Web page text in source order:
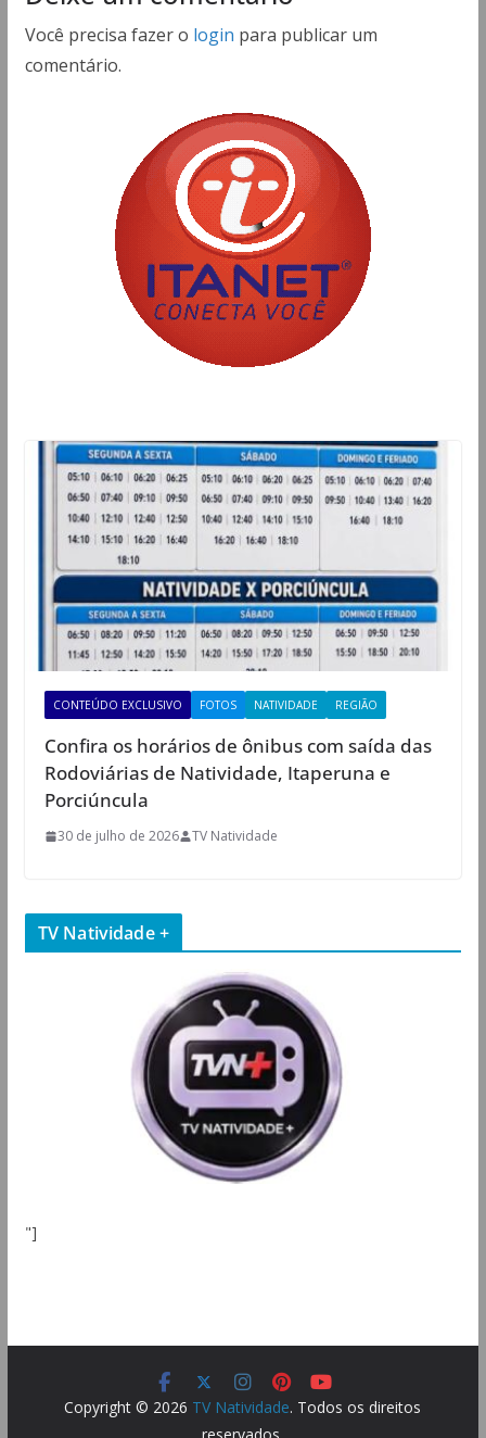
Você precisa fazer o login para publicar um
comentário.
CONTEÚDO EXCLUSIVO FOTOS NATIVIDADE REGIÃO
Confira os horários de ônibus com saída das
Rodoviárias de Natividade, Itaperuna e
Porciúncula
30 de julho de 2026 TV Natividade
TV Natividade +
"]
Copyright © 2026 TV Natividade. Todos os direitos